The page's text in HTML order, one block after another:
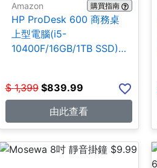
Amazon 購買指南
HP ProDesk 600 商務桌
上型電腦(i5-
10400F/16GB/1TB SSD)
$ 1,399 $839.99
由此查看